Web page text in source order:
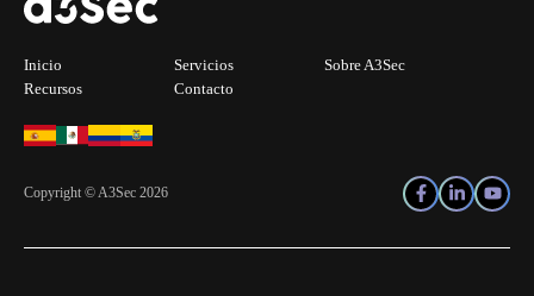
Inicio Servicios
Sobre A3Sec
Recursos
Contacto
Copyright © A3Sec 2026